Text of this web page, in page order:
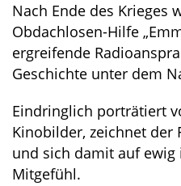
Nach Ende des
Obdachlosen-Hilfe
ergreifende
Geschichte unter dem
Eindringlich porträtiert
Kinobilder, zeichnet der
und sich damit auf
Mitgefühl.